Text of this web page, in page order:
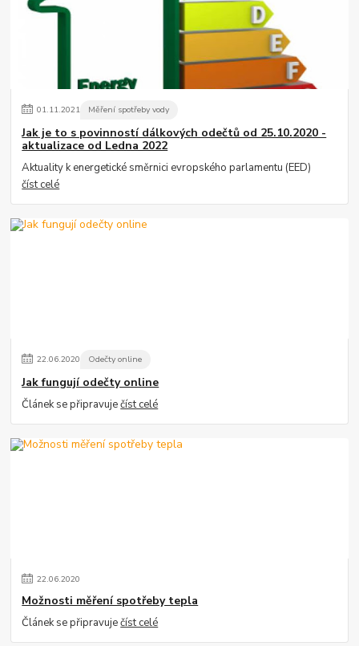
01.11.2021 Měření spotřeby vody
Jak je to s povinností dálkových odečtů od 25.10.2020 -
aktualizace od Ledna 2022
Aktuality k energetické směrnici evropského parlamentu (EED)
číst celé
22.06.2020 Odečty online
Jak fungují odečty online
Článek se připravuječíst celé
22.06.2020
Možnosti měření spotřeby tepla
Článek se připravuječíst celé